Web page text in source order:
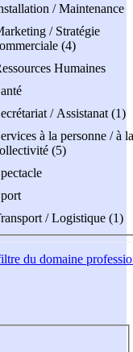
/ Maintenance
/ Stratégie
(4)
Humaines
/ Assistanat (1)
à la personne / à la
(5)
/ Logistique (1)
du domaine